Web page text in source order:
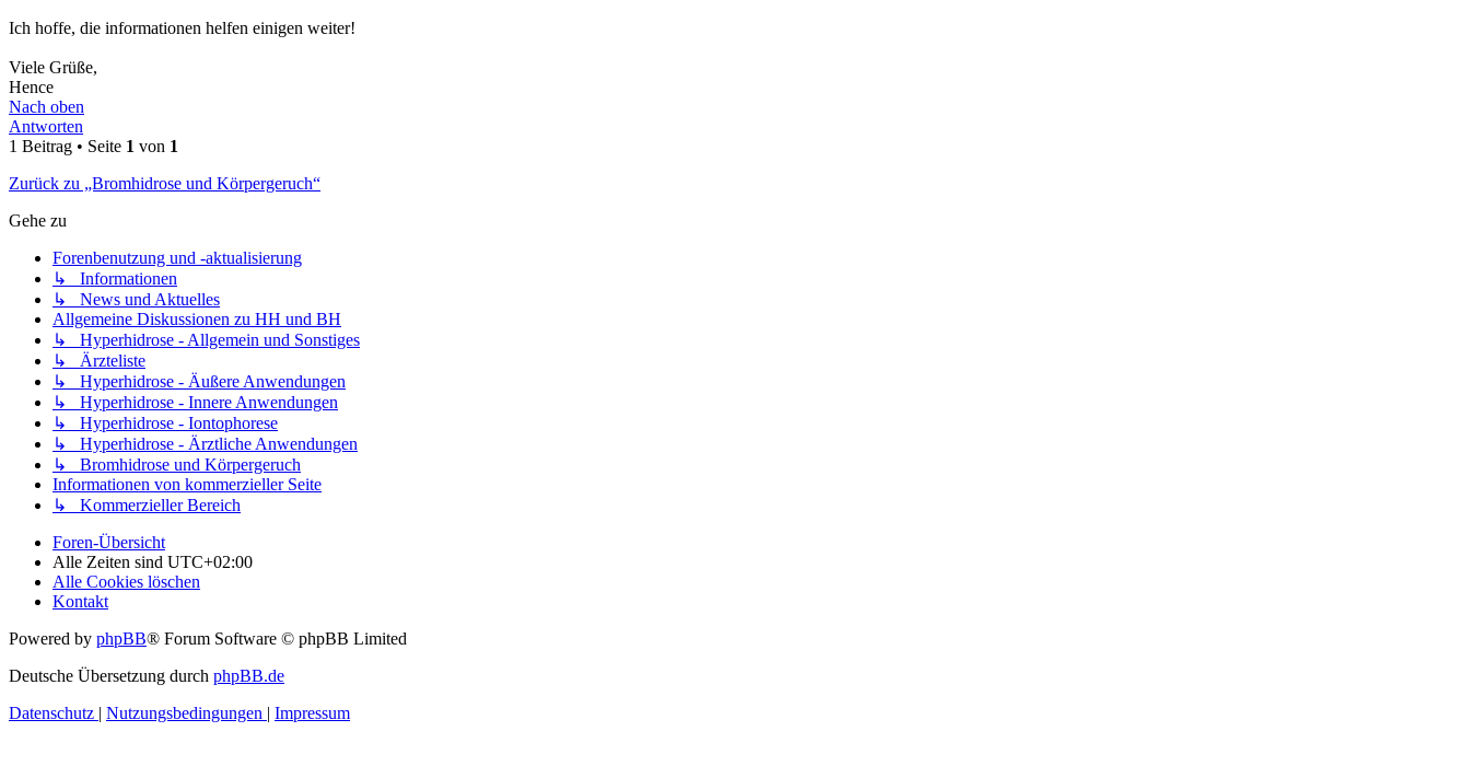
Ich hoffe, die informationen helfen einigen weiter!
Viele Grüße,
Hence
Nach oben
Antworten
1 Beitrag • Seite 1 von 1
Zurück zu „Bromhidrose und Körpergeruch“
Gehe zu
Forenbenutzung und -aktualisierung
↳ Informationen
↳ News und Aktuelles
Allgemeine Diskussionen zu HH und BH
↳ Hyperhidrose - Allgemein und Sonstiges
↳ Ärzteliste
↳ Hyperhidrose - Äußere Anwendungen
↳ Hyperhidrose - Innere Anwendungen
↳ Hyperhidrose - Iontophorese
↳ Hyperhidrose - Ärztliche Anwendungen
↳ Bromhidrose und Körpergeruch
Informationen von kommerzieller Seite
↳ Kommerzieller Bereich
Foren-Übersicht
Alle Zeiten sind UTC+02:00
Alle Cookies löschen
Kontakt
Powered by phpBB® Forum Software © phpBB Limited
Deutsche Übersetzung durch phpBB.de
Datenschutz | Nutzungsbedingungen | Impressum